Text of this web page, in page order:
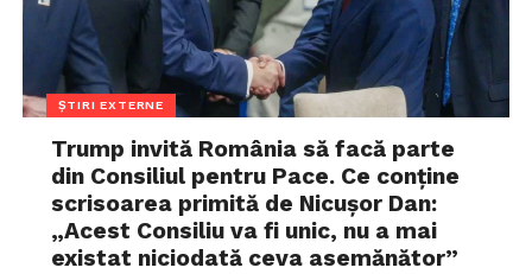
ȘTIRI EXTERNE
Trump invită România să facă parte
din Consiliul pentru Pace. Ce conține
scrisoarea primită de Nicușor Dan:
„Acest Consiliu va fi unic, nu a mai
existat niciodată ceva asemănător”